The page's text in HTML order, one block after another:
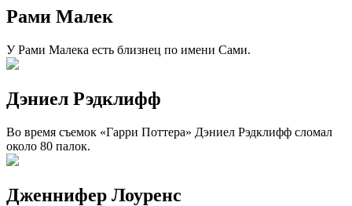
Рами Малек
У Рами Малека есть близнец по имени Сами.
Дэниел Рэдклифф
Во время съемок «Гарри Поттера» Дэниел Рэдклифф сломал
около 80 палок.
Дженнифер Лоуренс